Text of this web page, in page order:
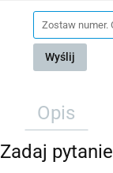
Wyślij
Opis
Zadaj pytanie